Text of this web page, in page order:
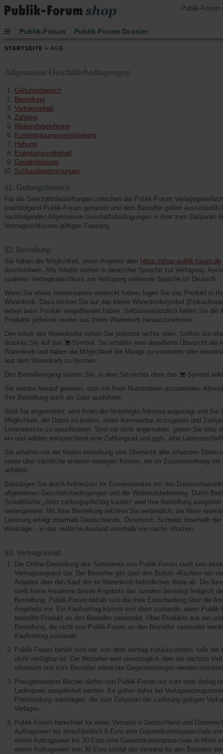
Publik-
Publik-Forum
Publik-Forum Dossier
Publik-Forum EXTRA
Schenken
Buch des Monats
Spielen
JETZT-Uhr von Leo Zogmayer
Kalender 2027
STARTSEITE » AGB
Allgemeine Geschäftsbedingungen
Geltungsbereich
Bestellung
Vertragsinhalt
Zahlung
Widerrufsbelehrung
Kostentragungsvereinbarung
Haftung
Eigentumsvorbehalt
Gewährleistung
Schlussbestimmungen
§1. Geltungsbereich
Für die Geschäftsbeziehungen zwischen der Publik-Forum
(nachfolgend Publik-Forum genannt) und dem Besteller gelten
nachfolgenden Allgemeinen Geschäftsbedingungen in ihrer zum Zeitpunkt
Vertragsschlusses gültigen Fassung.
§2. Bestellung
Sie haben die Möglichkeit, unser Angebot über https://shop.publik-forum.de
durchstöbern. Alle Inhalte stehen in deutscher Sprache zur Verfügung.
späteren Vertragsabschluss zur Verfügung stehende Sprache ist Deutsch.
Wenn Sie etwas Interessantes entdeckt haben, legen Sie das Produkt in
Warenkorb. Dazu klicken Sie auf das kleine Warenkorbsymbol
neben beim Produkt eingeblendet haben. Selbstverständlich haben Sie die
Produkte jederzeit wieder aus Ihrem Warenkorb herauszunehmen.
Den Inhalt des Warenkorbs sehen Sie jederzeit rechts oben. Sollten Sie
drücken Sie auf das
-Symbol: Sie erhalten eine detaillierte Übersicht der
Warenkorb und haben die Möglichkeit die Menge zu verändern oder
aus dem Warenkorb zu löschen.
Den Bestellvorgang starten Sie, in dem Sie rechts oben das
-Symbol
Sie werden hierauf gebeten, sich mit Ihren Nutzerdaten anzumelden.
Ihre Bestellung auch als Gast ausführen.
Sind Sie angemeldet, wird Ihnen die hinterlegte Adresse angezeigt und Sie
Möglichkeit, die Daten zu ändern, einen Kommentar einzugeben und
Lieferadresse zu spezifizieren. Sind sie nicht angemeldet, geben Sie bitte
ein und wählen entsprechend eine Zahlungsart und ggfs. eine
Sie erhalten vor der finalen bestellung eine Übersicht aller erfassten Daten
sowie über sämtliche anderen etwaigen Kosten, die im Zusammenhang mit
anfallen.
Bestätigen Sie durch Ankreuzen Ihr Einverständnis mit den
allgemeinen Geschäftsbedingungen und der Widerrufsbelehrung. Durch
Schaltfläche „Jetzt zahlungspflichtig kaufen“ wird Ihre Bestellung ausgelöst
weitergeleitet. Mit Ihrer Bestellung erklären Sie verbindlich, die Ware
Lieferung erfolgt innerhalb Deutschlands, Österreich, Schweiz innerhalb
Werktage – in das restliche Ausland innerhalb von sechs Wochen.
§3. Vertragsinhalt
Die Online-Darstellung des Sortiments von Publik-Forum stellt kein
Vertragsangebot dar. Der Besteller gibt über den Button »Kaufen« ein
Angebot über den Kauf der im Warenkorb befindlichen Ware ab. Die
stellt keine Annahme dieses Angebots dar, sondern bestätigt lediglich
Bestellung. Publik-Forum behält sich die freie Entscheidung über die
Angebots vor. Ein Kaufvertrag kommt erst dann zustande, wenn Publik-
bestellte Produkt an den Besteller versendet. Über Produkte aus ein
Bestellung, die nicht von Publik-Forum an den Besteller versendet
Kaufvertrag zustande.
Publik-Forum behält sich vor, von dem Vertrag zurückzutreten, falls die
nicht verfügbar ist. Der Besteller wird unverzüglich über die nächste
informiert und vom Besteller erbrachte Gegenleistungen werden
Preisgebundene Bücher dürfen von Publik-Forum nur zum vom Verlag
Ladenpreis ausgeliefert werden. Es gelten daher bei
Preisbindung unterliegen, die zum Zeitpunkt der Lieferung gültigen
Verlages.
Publik-Forum berechnet für einen Versand in Deutschland und
Auftragswert bis einschließlich 6 Euro eine Gesamtkostenpauschale
einem Auftragswert bis 30 Euro eine Gesamtkostenpauschale in Höhe
einem Auftragswert von 30 Euro erfolgt der Versand für den Besteller